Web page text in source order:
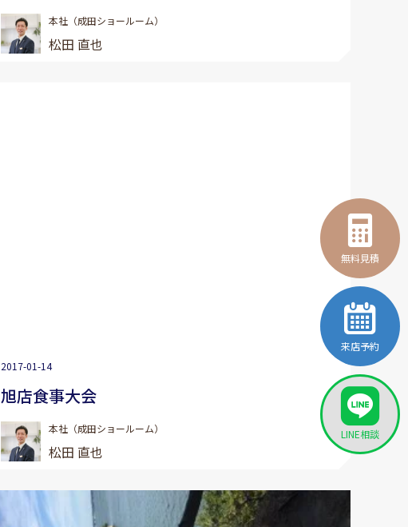
本社（成田ショールーム）
松田 直也
2017-01-14
旭店食事大会
本社（成田ショールーム）
松田 直也
無料見積
来店予約
LINE相談